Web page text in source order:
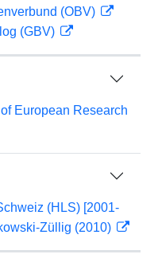
(OBV)
(GBV)
European Research
(HLS) [2001-
Züllig (2010)